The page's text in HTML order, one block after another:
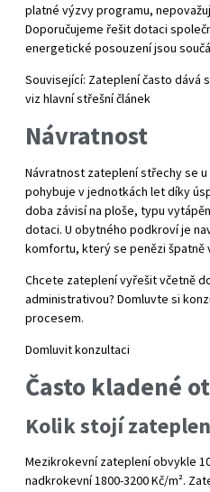
platné výzvy programu,
Doporučujeme řešit dotaci
energetické posouzení jsou
Související: Zateplení často dává
viz hlavní střešní článek
Návratnost
Návratnost zateplení střechy se
pohybuje v jednotkách let díky
doba závisí na ploše, typu
dotaci. U obytného podkroví je
komfortu, který se penězi špatně
Chcete zateplení vyřešit včetně
administrativou? Domluvte si
procesem.
Domluvit konzultaci
Často kladené
Kolik stojí
Mezikrokevní zateplení obvykle
nadkrokevní 1800-3200 Kč/m².